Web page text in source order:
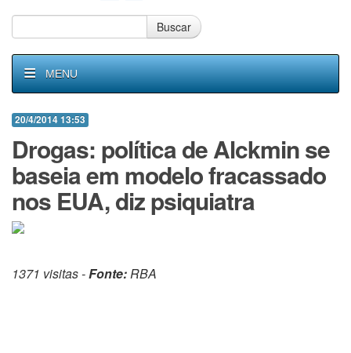
Buscar
MENU
20/4/2014 13:53
Drogas: política de Alckmin se
baseia em modelo fracassado
nos EUA, diz psiquiatra
1371 visitas -Fonte:RBA